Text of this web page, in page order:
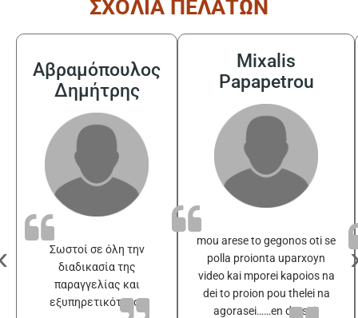
ΣΧΟΛΙΑ ΠΕΛΑΤΩΝ
Αβραμόπουλος
Δημήτρης
Σωστοί σε όλη την
διαδικασία της
παραγγελίας και
εξυπηρετικότατοι
Mixalis
Papapetrou
mou arese to gegonos oti se
polla proionta uparxoyn
video kai mporei kapoios na
dei to proion pou thelei na
agorasei……en drasei!